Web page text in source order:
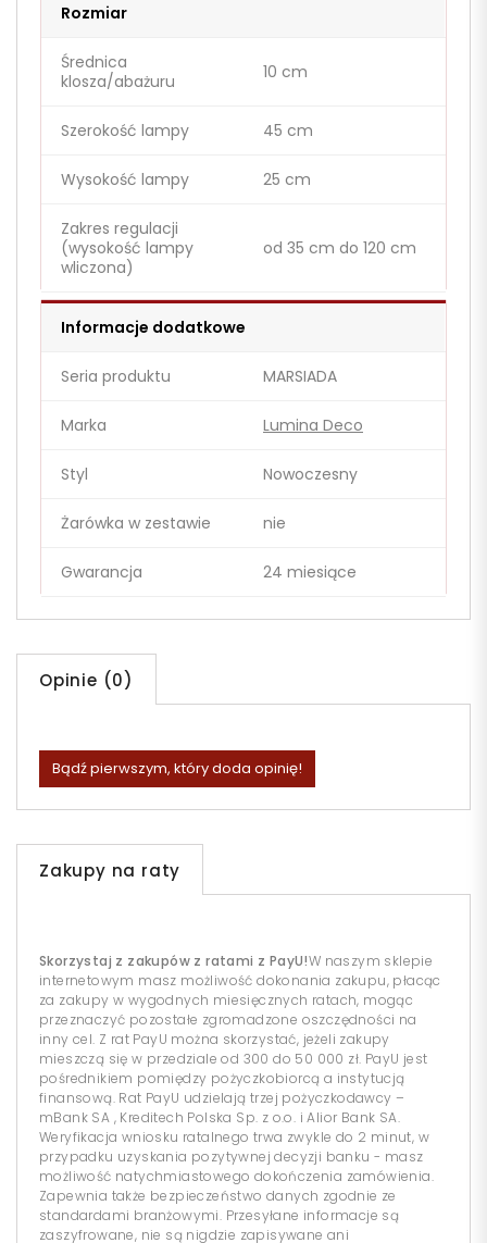
Rozmiar
Średnica
klosza/abażuru
10 cm
Szerokość lampy 45 cm
Wysokość lampy 25 cm
Zakres regulacji
(wysokość lampy
wliczona)
od 35 cm do 120 cm
Informacje dodatkowe
Seria produktu MARSIADA
Marka Lumina Deco
Styl Nowoczesny
Żarówka w zestawie nie
Gwarancja 24 miesiące
Opinie (0)
Bądź pierwszym, który doda opinię!
Zakupy na raty
Skorzystaj z zakupów z ratami z PayU!W naszym sklepie
internetowym masz możliwość dokonania zakupu, płacąc
za zakupy w wygodnych miesięcznych ratach, mogąc
przeznaczyć pozostałe zgromadzone oszczędności na
inny cel. Z rat PayU można skorzystać, jeżeli zakupy
mieszczą się w przedziale od 300 do 50 000 zł. PayU jest
pośrednikiem pomiędzy pożyczkobiorcą a instytucją
finansową. Rat PayU udzielają trzej pożyczkodawcy –
mBank SA , Kreditech Polska Sp. z o.o. i Alior Bank SA.
Weryfikacja wniosku ratalnego trwa zwykle do 2 minut, w
przypadku uzyskania pozytywnej decyzji banku - masz
możliwość natychmiastowego dokończenia zamówienia.
Zapewnia także bezpieczeństwo danych zgodnie ze
standardami branżowymi. Przesyłane informacje są
zaszyfrowane, nie są nigdzie zapisywane ani